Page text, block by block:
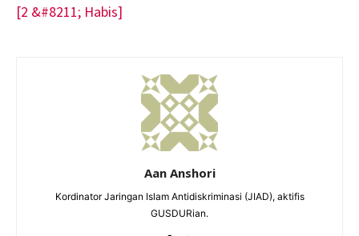
[2 &#8211; Habis]
Aan Anshori
Kordinator Jaringan Islam Antidiskriminasi (JIAD), aktifis
GUSDURian.